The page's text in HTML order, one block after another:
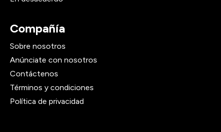
Compañía
Sobre nosotros
Anúnciate con nosotros
Contáctenos
Términos y condiciones
Política de privacidad